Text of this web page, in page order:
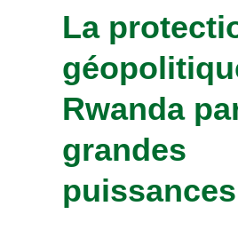
La
Rwanda
grandes
puissances